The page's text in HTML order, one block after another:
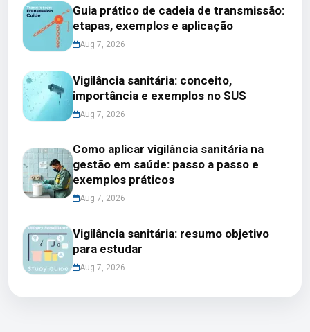
Guia prático de cadeia de transmissão:
etapas, exemplos e aplicação
Aug 7, 2026
Vigilância sanitária: conceito,
importância e exemplos no SUS
Aug 7, 2026
Como aplicar vigilância sanitária na
gestão em saúde: passo a passo e
exemplos práticos
Aug 7, 2026
Vigilância sanitária: resumo objetivo
para estudar
Aug 7, 2026